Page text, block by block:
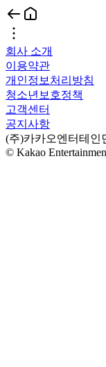
회사 소개
이용약관
개인정보처리방침
청소년보호정책
고객센터
공지사항
(주)카카오엔터테인
© Kakao